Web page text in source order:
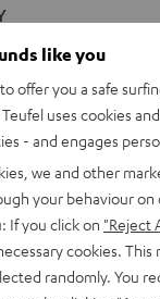
und bester Raumklang
Preis
like you
offer you a safe
uses cookies
- and engages
we and other
your behaviour
If you click on "Reject
cookies.
randomly. You